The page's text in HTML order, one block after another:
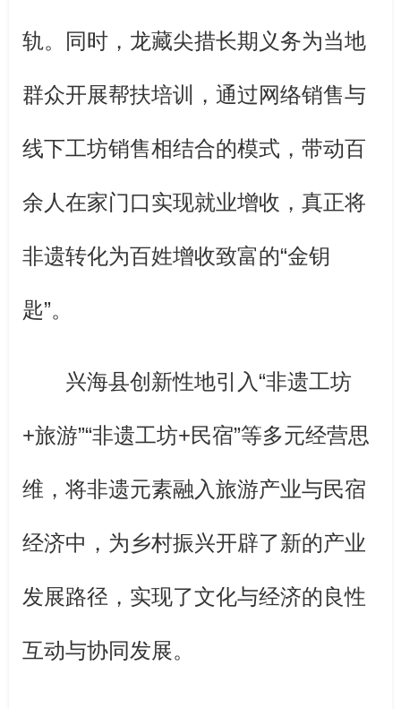
轨。同时，龙藏尖措长期义务为当地
群众开展帮扶培训，通过网络销售与
线下工坊销售相结合的模式，带动百
余人在家门口实现就业增收，真正将
非遗转化为百姓增收致富的“金钥
匙”。
兴海县创新性地引入“非遗工坊
+旅游”“非遗工坊+民宿”等多元经营思
维，将非遗元素融入旅游产业与民宿
经济中，为乡村振兴开辟了新的产业
发展路径，实现了文化与经济的良性
互动与协同发展。